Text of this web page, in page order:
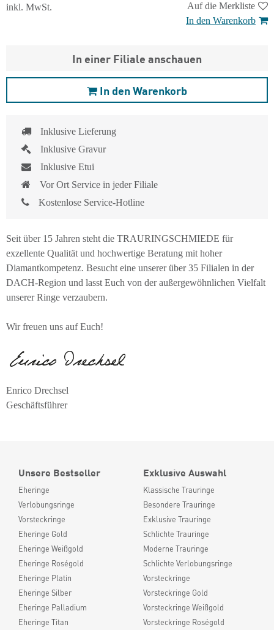
inkl. MwSt.
Auf die Merkliste
In den Warenkorb
In einer Filiale anschauen
In den Warenkorb
Inklusive Lieferung
Inklusive Gravur
Inklusive Etui
Vor Ort Service in jeder Filiale
Kostenlose Service-Hotline
Seit über 15 Jahren steht die TRAURINGSCHMIEDE für
exzellente Qualität und hochwertige Beratung mit hoher
Diamantkompetenz. Besucht eine unserer über 35 Filialen in der
DACH-Region und lasst Euch von der außergewöhnlichen Vielfalt
unserer Ringe verzaubern.
Wir freuen uns auf Euch!
Enrico Drechsel
Geschäftsführer
Unsere Bestseller
Eheringe
Verlobungsringe
Vorsteckringe
Eheringe Gold
Eheringe Weißgold
Eheringe Roségold
Eheringe Platin
Eheringe Silber
Eheringe Palladium
Eheringe Titan
Exklusive Auswahl
Klassische Trauringe
Besondere Trauringe
Exklusive Trauringe
Schlichte Trauringe
Moderne Trauringe
Schlichte Verlobungsringe
Vorsteckringe
Vorsteckringe Gold
Vorsteckringe Weißgold
Vorsteckringe Roségold